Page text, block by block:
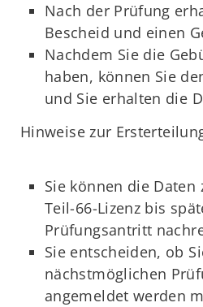
Nach der Prüfung
Bescheid und einen
Nachdem Sie die
haben, können Sie
und Sie erhalten die
Hinweise zur
Sie können die
Teil-66-Lizenz bis
Prüfungsantritt
Sie entscheiden, ob
nächstmöglichen
angemeldet werden